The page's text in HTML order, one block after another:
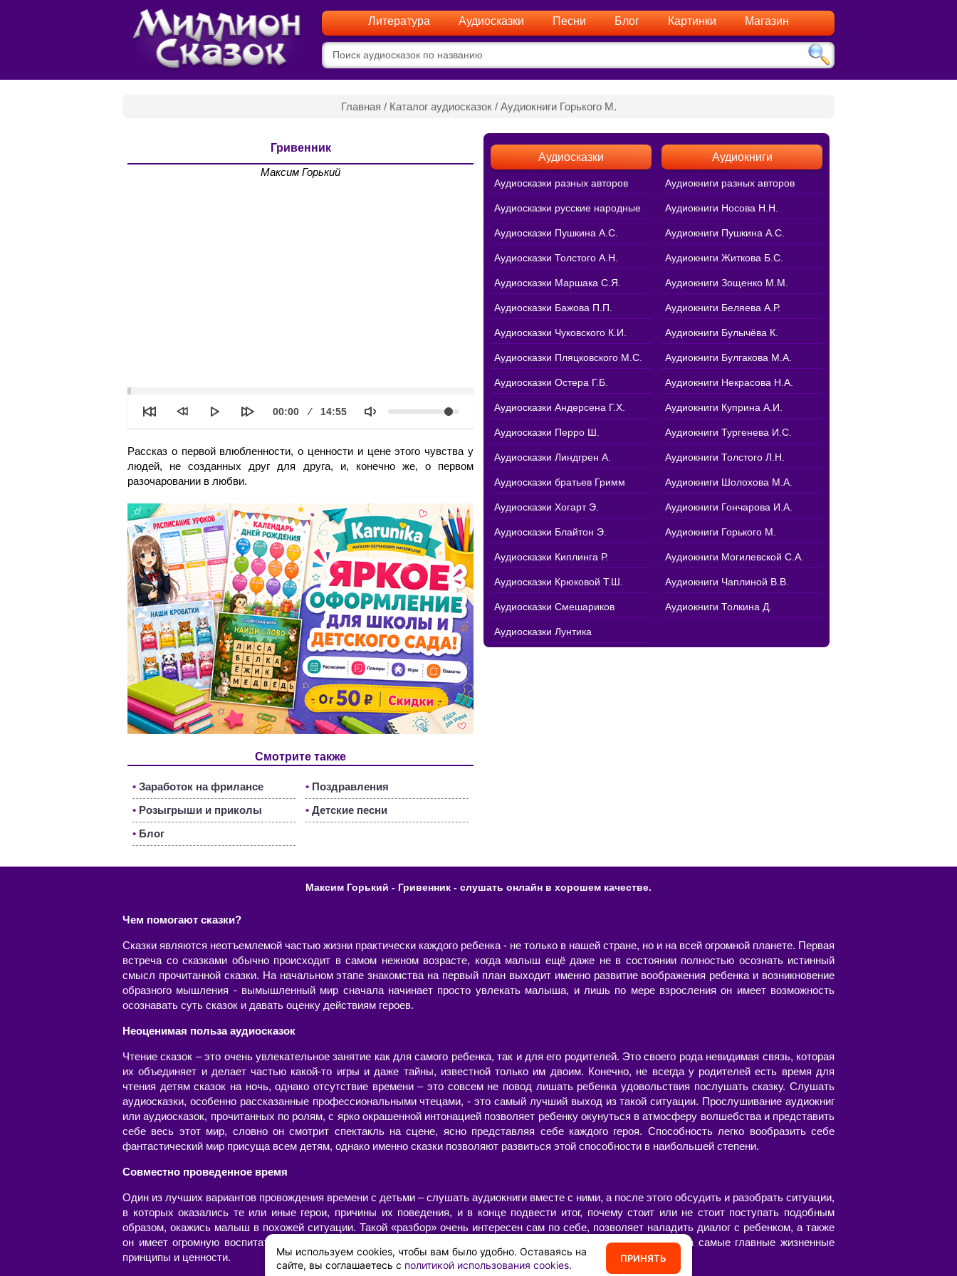
Литература Аудиосказки Песни Блог Картинки Магазин
Главная / Каталог аудиосказок/ Аудиокниги Горького М.
Гривенник
Максим Горький
Текущее
00:00 Продолжительность
14:55 Объем
Рассказ о первой влюбленности, о ценности и цене этого чувства у
людей, не созданных друг для друга, и, конечно же, о первом
разочаровании в любви.
Смотрите также
• Заработок на фрилансе • Поздравления
• Розыгрыши и приколы • Детские песни
• Блог
Аудиосказки
Аудиосказки разных авторов
Аудиосказки русские народные
Аудиосказки Пушкина А.С.
Аудиосказки Толстого А.Н.
Аудиосказки Маршака С.Я.
Аудиосказки Бажова П.П.
Аудиосказки Чуковского К.И.
Аудиосказки Пляцковского М.С.
Аудиосказки Остера Г.Б.
Аудиосказки Андерсена Г.Х.
Аудиосказки Перро Ш.
Аудиосказки Линдгрен А.
Аудиосказки братьев Гримм
Аудиосказки Хогарт Э.
Аудиосказки Блайтон Э.
Аудиосказки Киплинга Р.
Аудиосказки Крюковой Т.Ш.
Аудиосказки Смешариков
Аудиосказки Лунтика
Аудиокниги
Аудиокниги разных авторов
Аудиокниги Носова Н.Н.
Аудиокниги Пушкина А.С.
Аудиокниги Житкова Б.С.
Аудиокниги Зощенко М.М.
Аудиокниги Беляева А.Р.
Аудиокниги Булычёва К.
Аудиокниги Булгакова М.А.
Аудиокниги Некрасова Н.А.
Аудиокниги Куприна А.И.
Аудиокниги Тургенева И.С.
Аудиокниги Толстого Л.Н.
Аудиокниги Шолохова М.А.
Аудиокниги Гончарова И.А.
Аудиокниги Горького М.
Аудиокниги Могилевской С.А.
Аудиокниги Чаплиной В.В.
Аудиокниги Толкина Д.
Максим Горький - Гривенник - слушать онлайн в хорошем качестве.
Чем помогают сказки?
Сказки являются неотъемлемой частью жизни практически каждого ребенка - не только в нашей стране, но и на всей огромной планете. Первая
встреча со сказками обычно происходит в самом нежном возрасте, когда малыш ещё даже не в состоянии полностью осознать истинный
смысл прочитанной сказки. На начальном этапе знакомства на первый план выходит именно развитие воображения ребенка и возникновение
образного мышления - вымышленный мир сначала начинает просто увлекать малыша, и лишь по мере взросления он имеет возможность
осознавать суть сказок и давать оценку действиям героев.
Неоценимая польза аудиосказок
Чтение сказок – это очень увлекательное занятие как для самого ребенка, так и для его родителей. Это своего рода невидимая связь, которая
их объединяет и делает частью какой-то игры и даже тайны, известной только им двоим. Конечно, не всегда у родителей есть время для
чтения детям сказок на ночь, однако отсутствие времени – это совсем не повод лишать ребенка удовольствия послушать сказку. Слушать
аудиосказки, особенно рассказанные профессиональными чтецами, - это самый лучший выход из такой ситуации. Прослушивание аудиокниг
или аудиосказок, прочитанных по ролям, с ярко окрашенной интонацией позволяет ребенку окунуться в атмосферу волшебства и представить
себе весь этот мир, словно он смотрит спектакль на сцене, ясно представляя себе каждого героя. Способность легко вообразить себе
фантастический мир присуща всем детям, однако именно сказки позволяют развиться этой способности в наибольшей степени.
Совместно проведенное время
Один из лучших вариантов провождения времени с детьми – слушать аудиокниги вместе с ними, а после этого обсудить и разобрать ситуации,
в которых оказались те или иные герои, причины их поведения, и в конце подвести итог, почему стоит или не стоит поступать подобным
образом, окажись малыш в похожей ситуации. Такой «разбор» очень интересен сам по себе, позволяет наладить диалог с ребенком, а также
он имеет огромную воспитательную ценность – возможность ненавязчиво, иногда в игровой форме, указать на самые главные жизненные
принципы и ценности.
Мы используем cookies, чтобы вам было удобно. Оставаясь на
сайте, вы соглашаетесь с политикой использования cookies.
ПРИНЯТЬ